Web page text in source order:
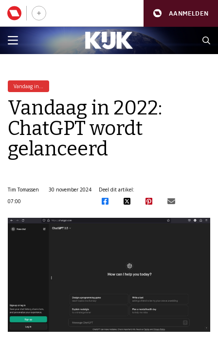
AANMELDEN
Vandaag in...
Vandaag in 2022:
ChatGPT wordt
gelanceerd
Tim Tomassen
30 november 2024
07:00
Deel dit artikel: